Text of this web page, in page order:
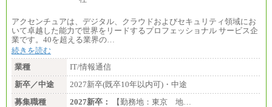
アクセンチュアは、デジタル、クラウドおよびセキュリティ領域にお
いて卓越した能力で世界をリードするプロフェッショナル サービス企
業です。40を超える業界の…
続きを読む
業種
IT/情報通信
新卒／中途
2027新卒(既卒10年以内可)・中途
募集職種
2027新卒：
【勤務地：東京 地…